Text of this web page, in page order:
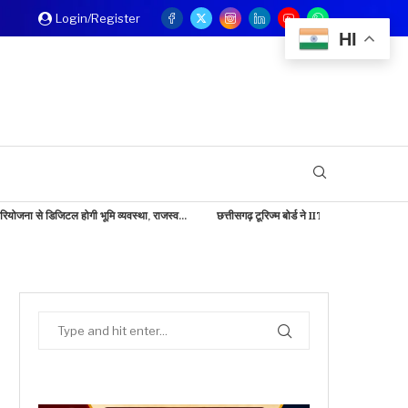
Login/Register
भूमि व्यवस्था, राजस्व... छत्तीसगढ़ टूरिज्म बोर्ड ने IITM बेंगलुरु में दिखाई...
HI